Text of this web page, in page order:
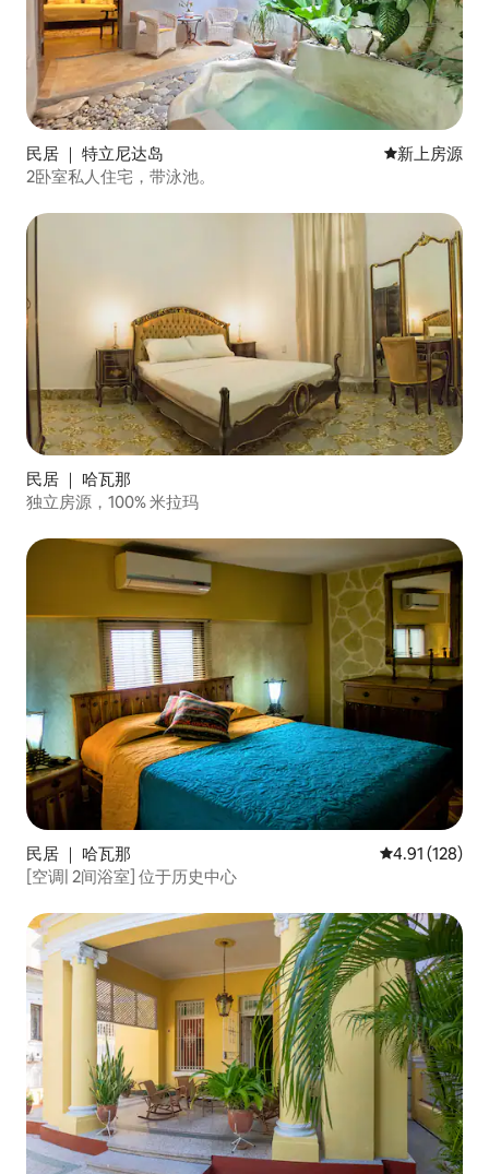
民居 ｜ 特立尼达岛 新房源
新上房源
2卧室私人住宅，带泳池。
民居 ｜ 哈瓦那
独立房源，100% 米拉玛
民居 ｜ 哈瓦那 平均评分 4.91
4.91 (128)
[空调| 2间浴室] 位于历史中心